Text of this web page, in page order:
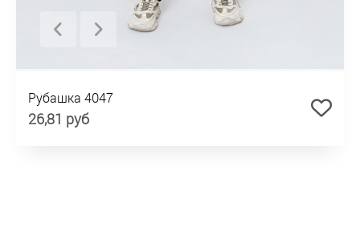
Рубашка 4047
26,81 руб